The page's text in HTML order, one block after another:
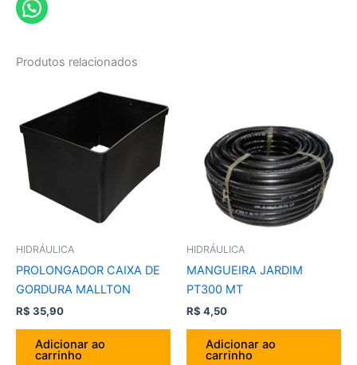
Produtos relacionados
HIDRÁULICA
PROLONGADOR CAIXA DE
GORDURA MALLTON
R$ 35,90
Adicionar ao
carrinho
HIDRÁULICA
MANGUEIRA JARDIM
PT300 MT
R$ 4,50
Adicionar ao
carrinho